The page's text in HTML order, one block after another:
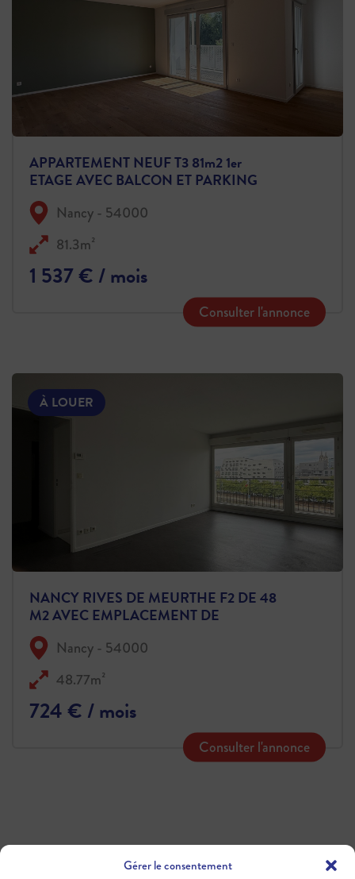
Gérer le consentement
APPARTEMENT NEUF T3 81m2 1er
ETAGE AVEC BALCON ET PARKING
Nancy - 54000
81.3m²
1 537 € / mois
Consulter l'annonce
À LOUER
NANCY RIVES DE MEURTHE F2 DE 48
M2 AVEC EMPLACEMENT DE
PARKING
Nancy - 54000
48.77m²
724 € / mois
Consulter l'annonce